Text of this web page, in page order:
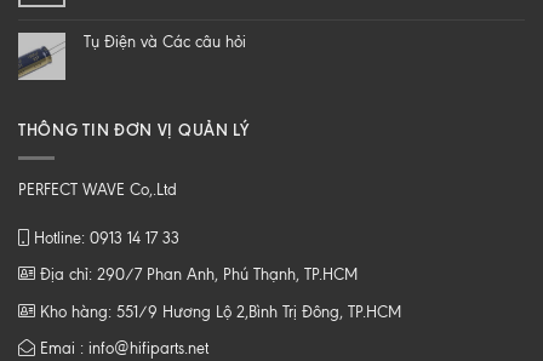
Z
Tụ Điện và Các câu hỏi
THÔNG TIN ĐƠN VỊ QUẢN LÝ
PERFECT WAVE Co,.Ltd
Hotline: 0913 14 17 33
Địa chỉ: 290/7 Phan Anh, Phú Thạnh, TP.HCM
Kho hàng: 551/9 Hương Lộ 2,Bình Trị Đông, TP.HCM
Emai : info@hifiparts.net